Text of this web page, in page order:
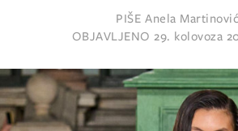
PIŠE Anela Martinović
OBJAVLJENO29. kolovoza